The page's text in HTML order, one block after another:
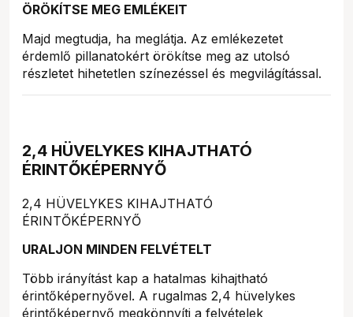
ÖRÖKÍTSE MEG EMLÉKEIT
Majd megtudja, ha meglátja. Az emlékezetet
érdemlő pillanatokért örökítse meg az utolsó
részletet hihetetlen színezéssel és megvilágítással.
2,4 HÜVELYKES KIHAJTHATÓ
ÉRINTŐKÉPERNYŐ
2,4 HÜVELYKES KIHAJTHATÓ
ÉRINTŐKÉPERNYŐ
URALJON MINDEN FELVÉTELT
Több irányítást kap a hatalmas kihajtható
érintőképernyővel. A rugalmas 2,4 hüvelykes
érintőképernyő megkönnyíti a felvételek